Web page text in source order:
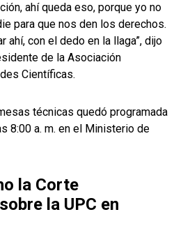
ahí queda eso, porque yo no
para que nos den los derechos.
ahí, con el dedo en la llaga”, dijo
de la Asociación
Científicas.
técnicas quedó programada
8:00 a. m. en el Ministerio de
la Corte
la UPC en